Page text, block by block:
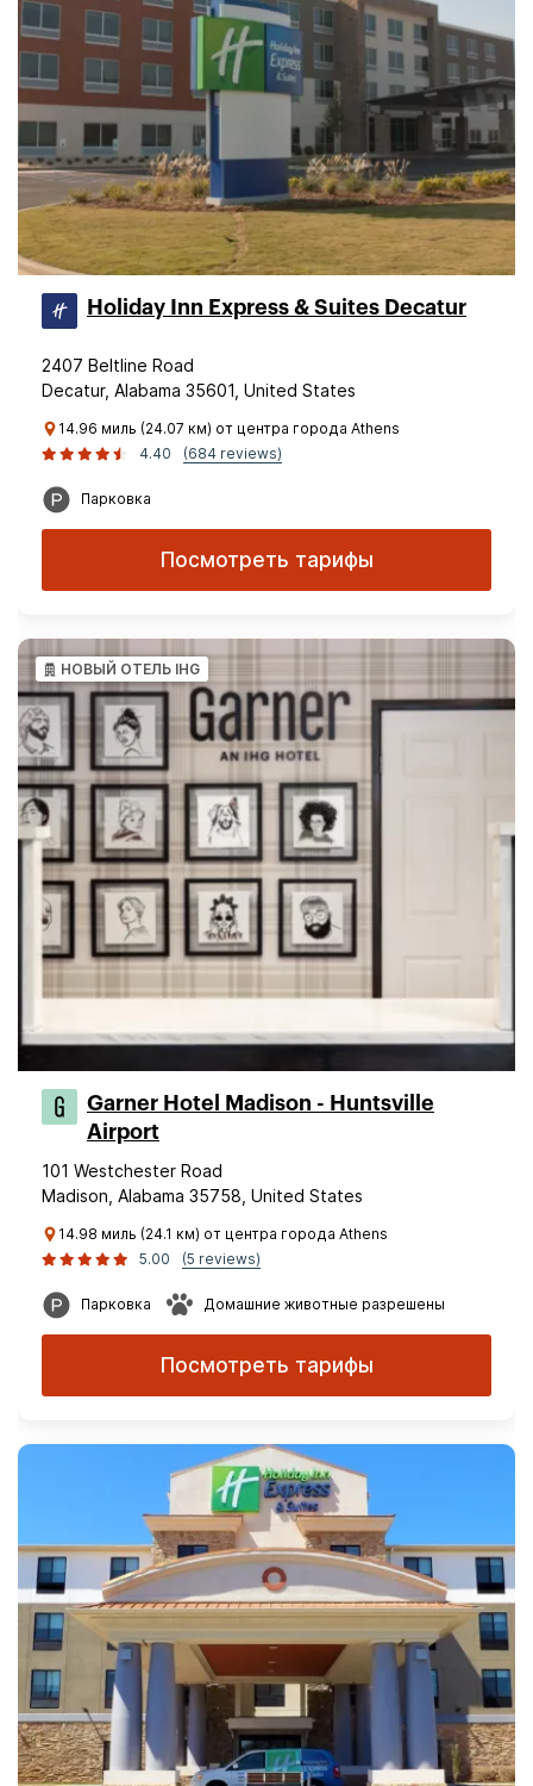
Holiday Inn Express & Suites Decatur
2407 Beltline Road
Decatur, Alabama 35601, United States
14.96 миль (24.07 км) от центра города Athens
4.40
(684 reviews)
Парковка
Посмотреть тарифы
НОВЫЙ ОТЕЛЬ IHG
Garner Hotel Madison - Huntsville
Airport
101 Westchester Road
Madison, Alabama 35758, United States
14.98 миль (24.1 км) от центра города Athens
5.00
(5 reviews)
Парковка Домашние животные разрешены
Посмотреть тарифы